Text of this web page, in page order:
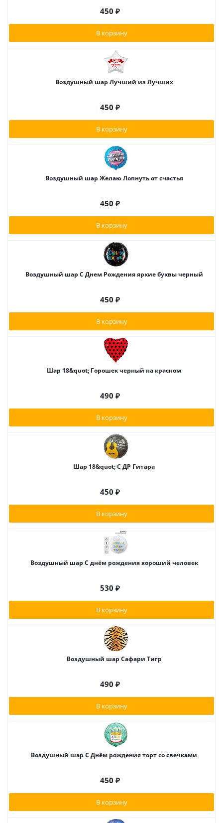
450 ₽
В корзину
Воздушный шар Лучший из Лучших
450 ₽
В корзину
Воздушный шар Желаю Лопнуть от счастья
450 ₽
В корзину
Воздушный шар С Днем Рождения яркие буквы черный
450 ₽
В корзину
Шар 18&quot; Горошек черный на красном
490 ₽
В корзину
Шар 18&quot; С ДР Гитара
450 ₽
В корзину
Воздушный шар С днём рождения хороший человек
530 ₽
В корзину
Воздушный шар Сафари Тигр
490 ₽
В корзину
Воздушный шар С Днём рождения торт со свечками
450 ₽
В корзину